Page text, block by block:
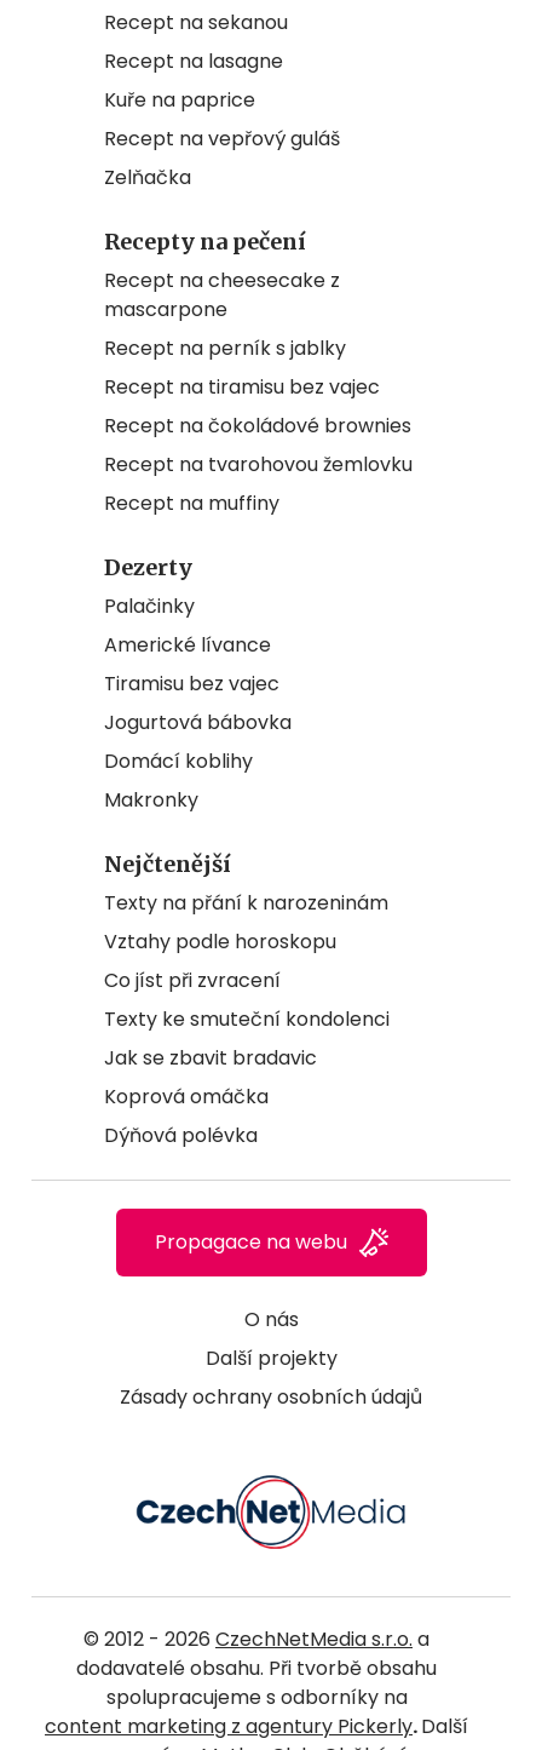
Recept na sekanou
Recept na lasagne
Kuře na paprice
Recept na vepřový guláš
Zelňačka
Recepty na pečení
Recept na cheesecake z
mascarpone
Recept na perník s jablky
Recept na tiramisu bez vajec
Recept na čokoládové brownies
Recept na tvarohovou žemlovku
Recept na muffiny
Dezerty
Palačinky
Americké lívance
Tiramisu bez vajec
Jogurtová bábovka
Domácí koblihy
Makronky
Nejčtenější
Texty na přání k narozeninám
Vztahy podle horoskopu
Co jíst při zvracení
Texty ke smuteční kondolenci
Jak se zbavit bradavic
Koprová omáčka
Dýňová polévka
O nás
Další projekty
Zásady ochrany osobních údajů
Propagace na webu
© 2012 - 2026 CzechNetMedia s.r.o. a
dodavatelé obsahu. Při tvorbě obsahu
spolupracujeme s odborníky na
content marketing z agentury Pickerly.Další